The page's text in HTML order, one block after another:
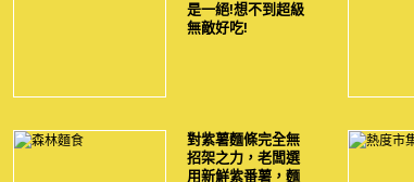
是一絕!想不到超級
無敵好吃!
對紫薯麵條完全無
招架之力，老闆選
用新鮮紫番薯，麵